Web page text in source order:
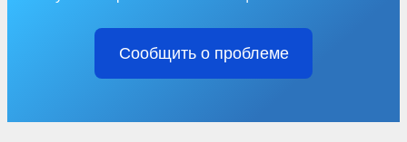
Сообщить о проблеме